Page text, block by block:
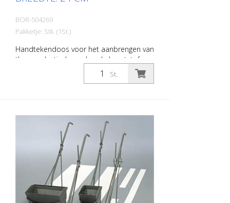
BOR-504269
Pakketje: Stk. (1St.)
Handtekendoos voor het aanbrengen van
thermoplastische en koude kunststof
materialen. Breedte: 24 cm
St.